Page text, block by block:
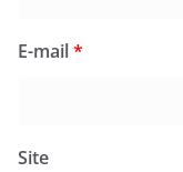
E-mail*
Site